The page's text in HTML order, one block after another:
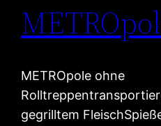
METROpole ohne
gegrilltem